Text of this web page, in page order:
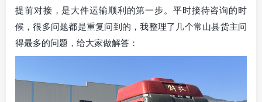
提前对接，是大件运输顺利的第一步。平时接待咨询的时
候，很多问题都是重复问到的，我整理了几个常山县货主问
得最多的问题，给大家做解答：